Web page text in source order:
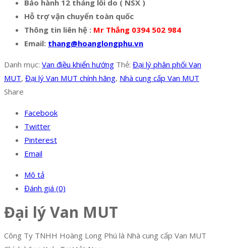
Bảo hành 12 tháng lỗi do ( NSX )
Hỗ trợ vận chuyển toàn quốc
Thông tin liên hệ : Mr Thắng 0394 502 984
Email: thang@hoanglongphu.vn
Danh mục: Van điều khiển hướng Thẻ: Đại lý phân phối Van
MUT, Đại lý Van MUT chính hãng, Nhà cung cấp Van MUT
Share
Facebook
Twitter
Pinterest
Email
Mô tả
Đánh giá (0)
Đại lý Van MUT
Công Ty TNHH Hoàng Long Phú là Nhà cung cấp Van MUT